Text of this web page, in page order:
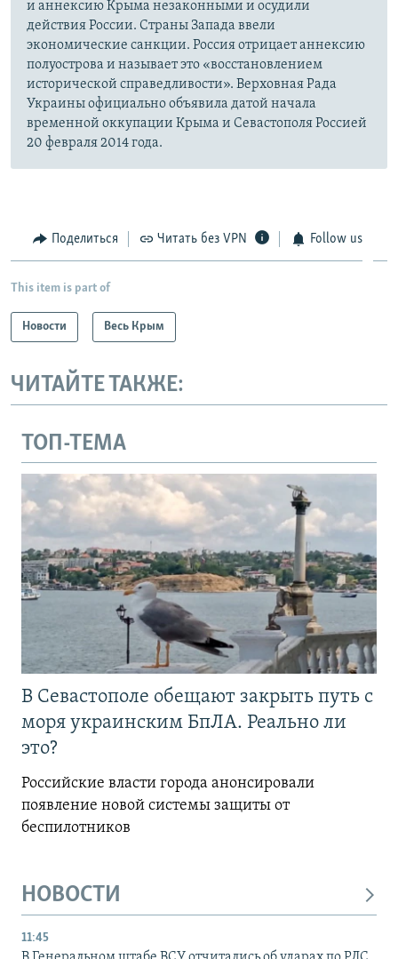
и аннексию Крыма незаконными и осудили
действия России. Страны Запада ввели
экономические санкции. Россия отрицает аннексию
полуострова и называет это «восстановлением
исторической справедливости». Верховная Рада
Украины официально объявила датой начала
временной оккупации Крыма и Севастополя Россией
20 февраля 2014 года.
Поделиться Читать без VPN Follow us
This item is part of
Новости Весь Крым
ЧИТАЙТЕ ТАКЖЕ:
ТОП-ТЕМА
В Севастополе обещают закрыть путь с
моря украинским БпЛА. Реально ли
это?
Российские власти города анонсировали
появление новой системы защиты от
беспилотников
НОВОСТИ
11:45